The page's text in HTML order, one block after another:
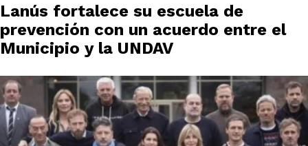
Lanús fortalece su escuela de
prevención con un acuerdo entre el
Municipio y la UNDAV